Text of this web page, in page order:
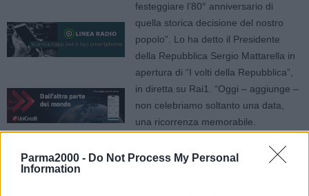
Parma2000 - Do Not Process My Personal
Information
festeggiare l’80° anniversario di
quella storica decisione del nostro
popolo”. Lo ha detto il Presidente
della Repubblica Sergio Mattarella in
apertura di “I volti della Repubblica”,
in diretta su Rai1. “Oggi – aggiunge –
non celebriamo soltanto una data,
una ricorrenza memorabile.
legato tante generazioni e tanti